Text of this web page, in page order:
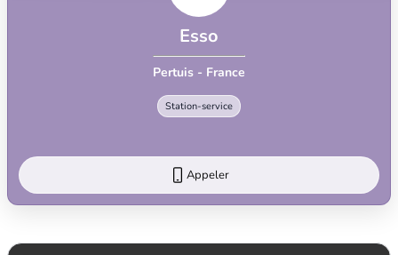
Esso
Pertuis - France
Station-service
Appeler